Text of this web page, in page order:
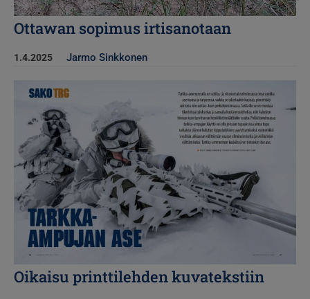
Ottawan sopimus irtisanotaan
1.4.2025 Jarmo Sinkkonen
Kuva
Oikaisu printtilehden kuvatekstiin